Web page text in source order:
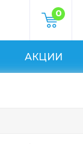
0
АКЦИИ